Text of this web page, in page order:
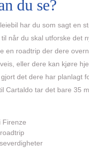
du se?
har du som sagt en
når du skal utforske det
en roadtrip der dere
eller dere kan kjøre
det dere har planlagt
Cartaldo tar det bare 35
Firenze